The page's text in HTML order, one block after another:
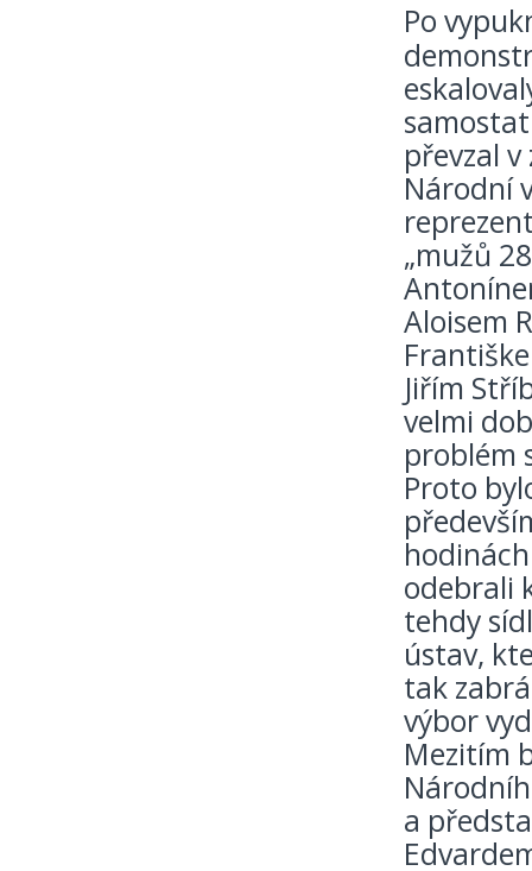
Po
převzal v
Národní
„mužů
Aloisem
Jiřím
velmi
problém
Proto
odebrali
tehdy
ústav,
tak
výbor
Mezitím
a